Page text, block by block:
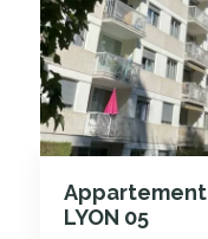
LYON 05